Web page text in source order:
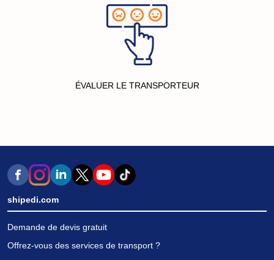
ÉVALUER LE TRANSPORTEUR
shipedi.com
Demande de devis gratuit
Offrez-vous des services de transport ?